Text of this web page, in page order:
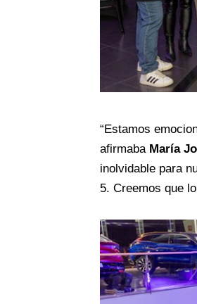
“Estamos
afirmaba María
inolvidable para
5. Creemos que